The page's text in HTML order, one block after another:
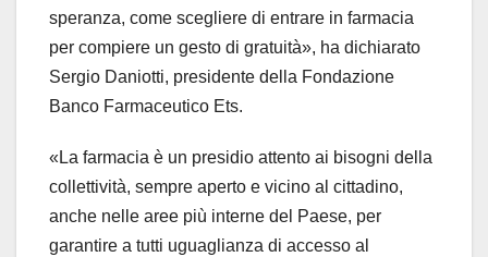
speranza, come scegliere di entrare in farmacia
per compiere un gesto di gratuità», ha dichiarato
Sergio Daniotti, presidente della Fondazione
Banco Farmaceutico Ets.
«La farmacia è un presidio attento ai bisogni della
collettività, sempre aperto e vicino al cittadino,
anche nelle aree più interne del Paese, per
garantire a tutti uguaglianza di accesso al